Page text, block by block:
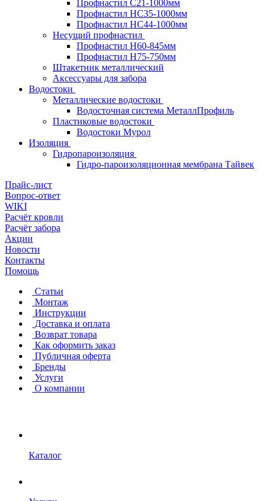
Профнастил С21-1000мм
Профнастил HC35-1000мм
Профнастил НС44-1000мм
Несущий профнастил
Профнастил Н60-845мм
Профнастил H75-750мм
Штакетник металлический
Аксессуары для забора
Водостоки
Металлические водостоки
Водосточная система МеталлПрофиль
Пластиковые водостоки
Водостоки Мурол
Изоляция
Гидропароизоляция
Гидро-пароизоляционная мембрана Тайвек
Прайс-лист
Вопрос-ответ
WIKI
Расчёт кровли
Расчёт забора
Акции
Новости
Контакты
Помощь
Статьи
Монтаж
Инструкции
Доставка и оплата
Возврат товара
Как оформить заказ
Публичная оферта
Бренды
Услуги
О компании
Каталог